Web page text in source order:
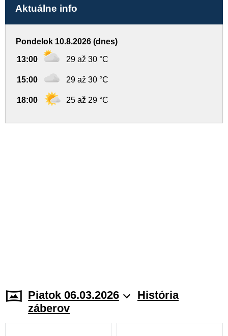
Aktuálne info
Pondelok 10.8.2026 (dnes)
13:00 29 až 30 °C
15:00 29 až 30 °C
18:00 25 až 29 °C
Piatok 06.03.2026
História
záberov